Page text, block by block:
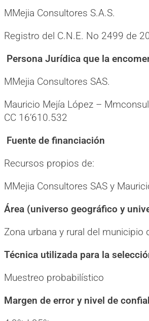
MMejia Consultores S.A.S.
Registro del C.N.E. No 2499 de
Persona Jurídica que la
MMejia Consultores SAS.
Mauricio Mejía López –
CC 16’610.532
Fuente de financiación
Recursos propios de:
MMejia Consultores SAS y
Área (universo geográfico y
Zona urbana y rural del
Técnica utilizada para la
Muestreo probabilístico
Margen de error y nivel de